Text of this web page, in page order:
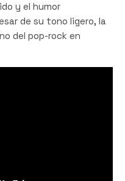
y el humor
de su tono ligero, la
del pop-rock en